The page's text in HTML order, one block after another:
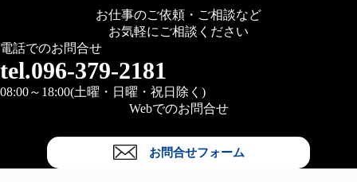
お仕事のご依頼・ご相談など
お気軽にご相談ください
電話でのお問合せ
tel.096-379-2181
08:00～18:00(土曜・日曜・祝日除く)
Webでのお問合せ
お問合せフォーム